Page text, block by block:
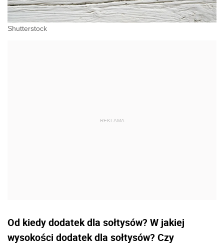
Shutterstock
Od kiedy dodatek dla sołtysów? W jakiej
wysokości dodatek dla sołtysów? Czy